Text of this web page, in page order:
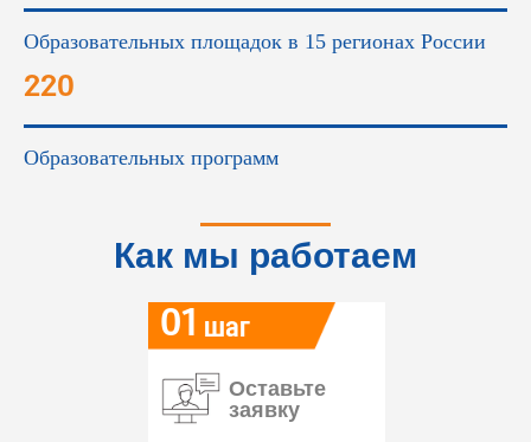
Образовательных площадок в 15 регионах России
220
Образовательных программ
Как мы работаем
01
Оставьте
заявку
шаг